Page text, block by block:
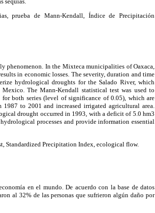
prueba de Mann-Kendall, Índice de Precipitación
phenomenon. In the Mixteca municipalities of Oaxaca,
in economic losses. The severity, duration and time
hydrological droughts for the Salado River, which
The Mann-Kendall statistical test was used to
both series (level of significance of 0.05), which are
to 2001 and increased irrigated agricultural area.
drought occurred in 1993, with a deficit of 5.0 hm3
processes and provide information essential
Standardized Precipitation Index, ecological flow.
en el mundo. De acuerdo con la base de datos
al 32% de las personas que sufrieron algún daño por